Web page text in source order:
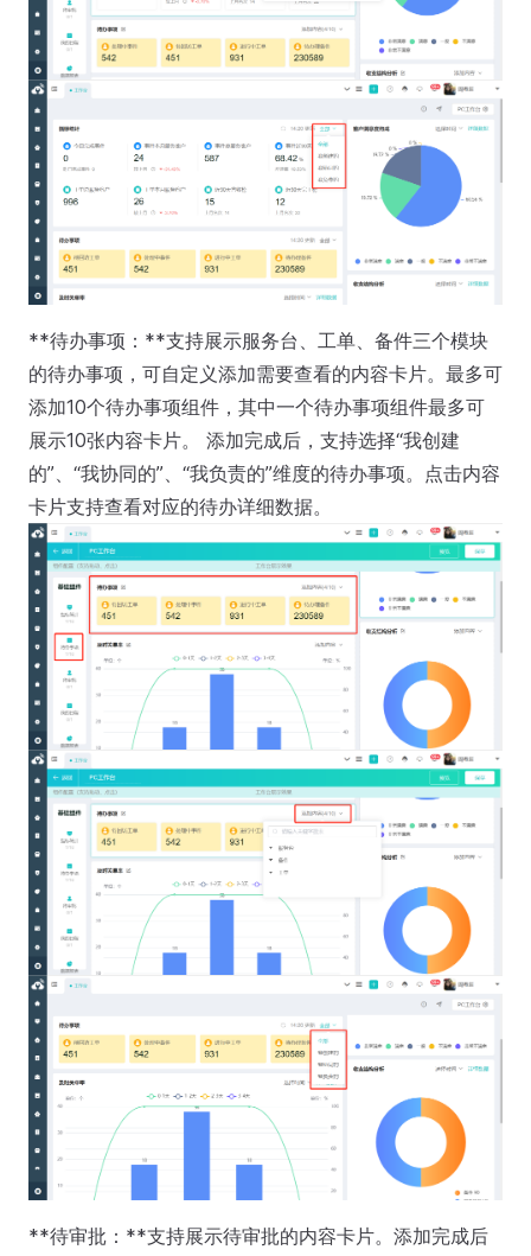
**待办事项：**支持展示服务台、工单、备件三个模块
的待办事项，可自定义添加需要查看的内容卡片。最多可
添加10个待办事项组件，其中一个待办事项组件最多可
展示10张内容卡片。 添加完成后，支持选择“我创建
的”、“我协同的”、“我负责的”维度的待办事项。点击内容
卡片支持查看对应的待办详细数据。
**待审批：**支持展示待审批的内容卡片。添加完成后